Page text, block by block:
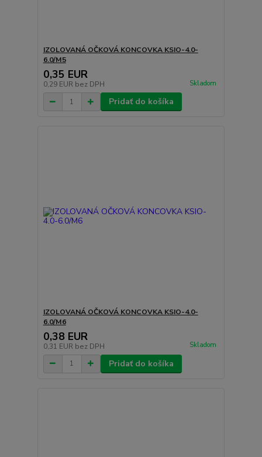
IZOLOVANÁ OČKOVÁ KONCOVKA KSIO-4.0-
6.0/M5
0,35 EUR
0,29 EUR bez DPH Skladom
Pridať do košíka
IZOLOVANÁ OČKOVÁ KONCOVKA KSIO-4.0-
6.0/M6
0,38 EUR
0,31 EUR bez DPH Skladom
Pridať do košíka